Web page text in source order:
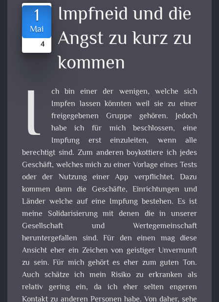
1
Mai
4
Impfneid und die
Angst zu kurz zu
kommen
I
ch bin einer der wenigen, welche sich
Impfen lassen könnten weil sie zu einer
freigegebenen Gruppe gehören. Jedoch
habe ich für mich beschlossen, eine
Impfung erst einzuleiten, wenn alle
berechtigt sind. Zum anderen boykottiere ich jedes
Geschäft, welches mich zu einer Vorlage eines Tests
oder der Nutzung einer App verpflichtet. Dazu
kommen dann die Geschäfte, Einrichtungen und
Länder welche auf eine Impfung bestehen. Es ist
meine Solidarisierung mit denen die in unserer
Gesellschaft und Wertegemeinschaft
heruntergefallen sind. Für den einen mag diese
Ansicht eher ein Zeichen von geistiger Unvernunft
zu sein. Für mich gehört es eher zum guten Ton.
Auch schätze ich mein Risiko zu erkranken als
relativ gering ein, da ich eher selten engeren